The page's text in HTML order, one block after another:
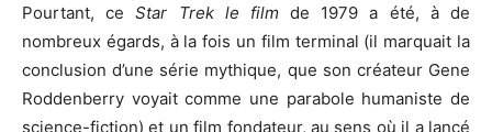
Pourtant, ceStar Trek le filmde 1979 a été, à de
nombreux égards, à la fois un film terminal (il marquait la
conclusion d’une série mythique, que son créateur Gene
Roddenberry voyait comme une parabole humaniste de
science-fiction) et un film fondateur, au sens où il a lancé